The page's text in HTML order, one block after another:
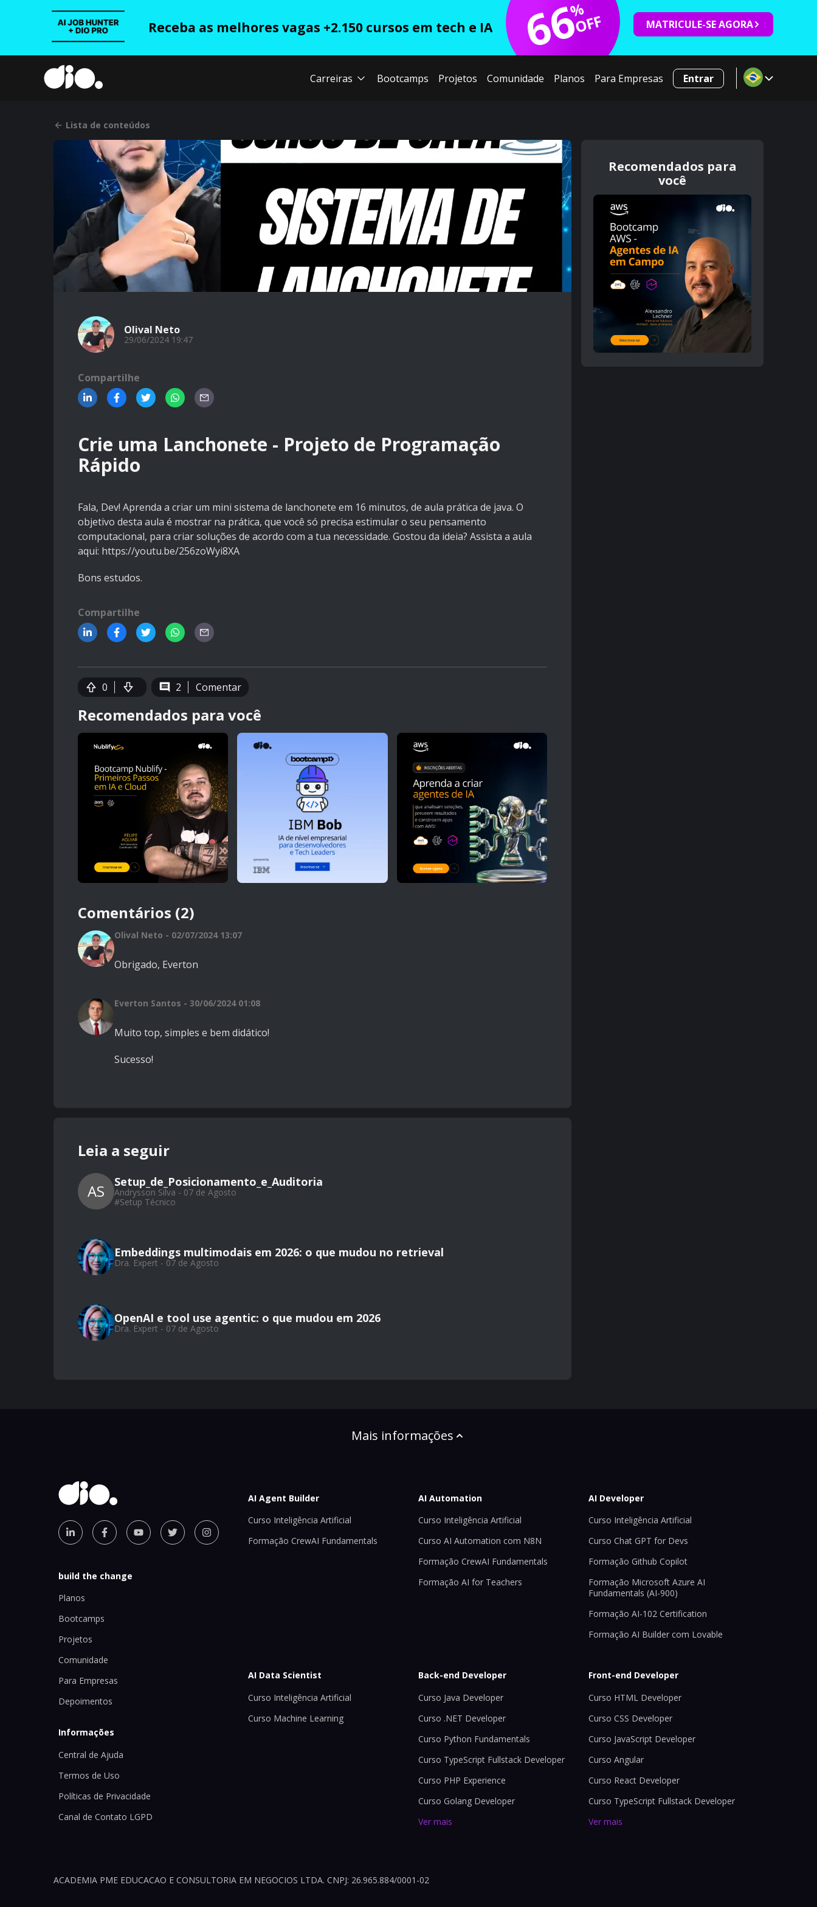
Receba as melhores vagas +2.150 cursos em tech e IA 66
%
OFF MATRICULE-SE AGORA
Carreiras Bootcamps Projetos Comunidade Planos Para Empresas Entrar
Lista de conteúdos
Olival Neto
29/06/2024 19:47
Compartilhe
Crie uma Lanchonete - Projeto de Programação
Rápido
Fala, Dev! Aprenda a criar um mini sistema de lanchonete em 16 minutos, de aula prática de java. O
objetivo desta aula é mostrar na prática, que você só precisa estimular o seu pensamento
computacional, para criar soluções de acordo com a tua necessidade. Gostou da ideia? Assista a aula
aqui: https://youtu.be/256zoWyi8XA
Bons estudos.
Compartilhe
0 2 Comentar
Recomendados para você
Comentários (2)
Olival Neto - 02/07/2024 13:07
Obrigado, Everton
Everton Santos - 30/06/2024 01:08
Muito top, simples e bem didático!
Sucesso!
Leia a seguir
AS Setup_de_Posicionamento_e_Auditoria
Andrysson Silva - 07 de Agosto
#Setup Técnico
Embeddings multimodais em 2026: o que mudou no retrieval
Dra. Expert - 07 de Agosto
OpenAI e tool use agentic: o que mudou em 2026
Dra. Expert - 07 de Agosto
Recomendados para
você
Mais informações
build the change
Planos
Bootcamps
Projetos
Comunidade
Para Empresas
Depoimentos
Informações
Central de Ajuda
Termos de Uso
Políticas de Privacidade
Canal de Contato LGPD
AI Agent Builder
Curso Inteligência Artificial
Formação CrewAI Fundamentals
AI Automation
Curso Inteligência Artificial
Curso AI Automation com N8N
Formação CrewAI Fundamentals
Formação AI for Teachers
AI Developer
Curso Inteligência Artificial
Curso Chat GPT for Devs
Formação Github Copilot
Formação Microsoft Azure AI
Fundamentals (AI-900)
Formação AI-102 Certification
Formação AI Builder com Lovable
AI Data Scientist
Curso Inteligência Artificial
Curso Machine Learning
Back-end Developer
Curso Java Developer
Curso .NET Developer
Curso Python Fundamentals
Curso TypeScript Fullstack Developer
Curso PHP Experience
Curso Golang Developer
Ver mais
Front-end Developer
Curso HTML Developer
Curso CSS Developer
Curso JavaScript Developer
Curso Angular
Curso React Developer
Curso TypeScript Fullstack Developer
Ver mais
ACADEMIA PME EDUCACAO E CONSULTORIA EM NEGOCIOS LTDA. CNPJ: 26.965.884/0001-02